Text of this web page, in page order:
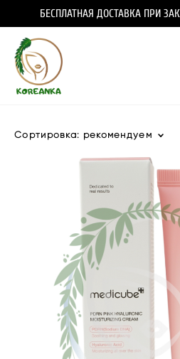
БЕСПЛАТНАЯ ДОСТАВКА ПРИ
Сортировка: рекомендуем